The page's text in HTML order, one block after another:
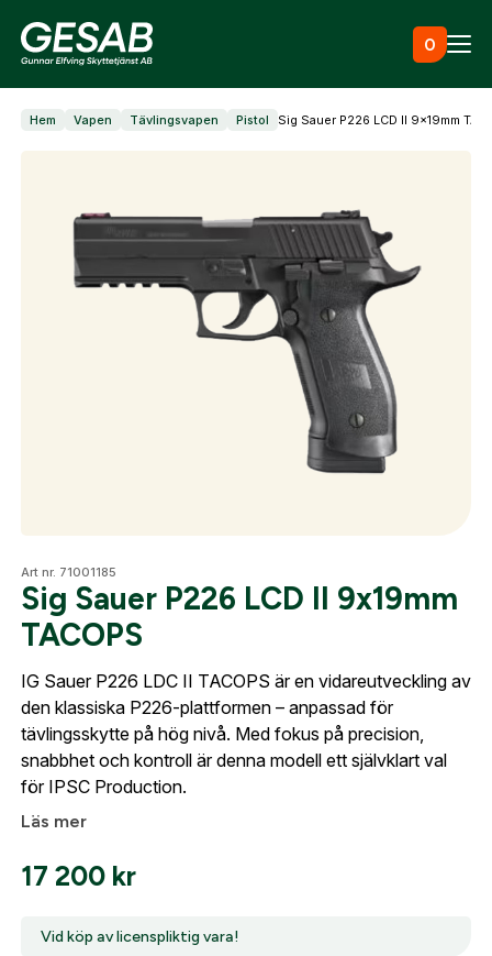
0
Ammunition
Utrustning
Jaktkläder & skor
Optik
Mitt konto
Kontakta oss
Hem Vapen Tävlingsvapen Pistol Sig Sauer P226 LCD II 9x19mm
Art nr. 71001185
Sig Sauer P226 LCD II 9x19mm
TACOPS
IG Sauer P226 LDC II TACOPS är en vidareutveckling av
den klassiska P226-plattformen – anpassad för
tävlingsskytte på hög nivå. Med fokus på precision,
snabbhet och kontroll är denna modell ett självklart val
för IPSC Production.
Läs mer
17 200 kr
Vid köp av licenspliktig vara!
Fyll i dina företags- eller föreningsuppgifter i